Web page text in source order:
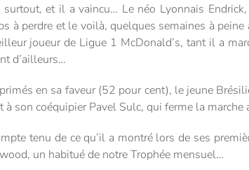
et il a vaincu… Le néo Lyonnais
à perdre et le voilà, quelques semaines à
joueur de Ligue 1 McDonald’s, tant il a
d’ailleurs…
en sa faveur (52 pour cent), le jeune
son coéquipier Pavel Sulc, qui ferme la
tenu de ce qu’il a montré lors de ses
un habitué de notre Trophée mensuel…